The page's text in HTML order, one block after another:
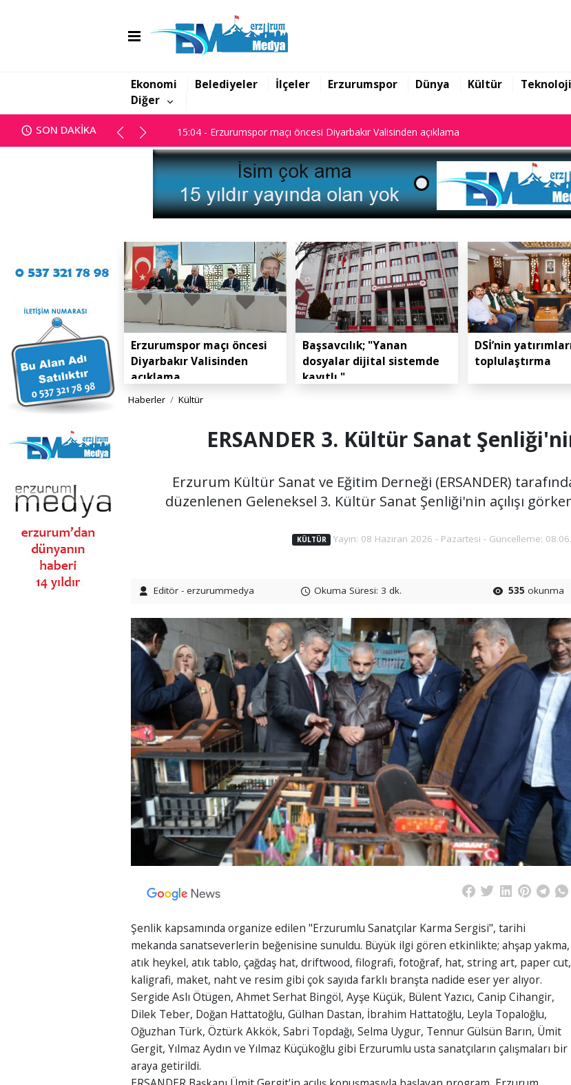
Ekonomi Belediyeler İlçeler Erzurumspor Dünya Kültür Teknoloji
Diğer
SON DAKİKA
14:45 - Başsavcılık; "Yanan dosyalar dijital sistemde kayıtlı."
14:45 - Başsavcılık; "Yanan dosyalar dijital sistemde kayıtlı."
15:04 - Erzurumspor maçı öncesi Diyarbakır Valisinden açıklama
Erzurumspor maçı öncesi
Diyarbakır Valisinden
açıklama
Başsavcılık; "Yanan
dosyalar dijital sistemde
kayıtlı."
DSİ’nin
toplulaştırma
Haberler Kültür
ERSANDER 3. Kültür Sanat
Erzurum Kültür Sanat ve Eğitim Derneği (ERSANDER)
düzenlenen Geleneksel 3. Kültür Sanat Şenliği'nin açılışı
KÜLTÜR Yayın: 08 Haziran 2026 - Pazartesi - Güncelleme:
Editör - erzurummedya Okuma Süresi: 3 dk. 535 okunma
Şenlik kapsamında organize edilen "Erzurumlu Sanatçılar Karma Sergisi", tarihi
mekanda sanatseverlerin beğenisine sunuldu. Büyük ilgi gören etkinlikte; ahşap yakma,
atık heykel, atık tablo, çağdaş hat, driftwood, filografi, fotoğraf, hat, string art, paper cut,
kaligrafi, maket, naht ve resim gibi çok sayıda farklı branşta nadide eser yer alıyor.
Sergide Aslı Ötügen, Ahmet Serhat Bingöl, Ayşe Küçük, Bülent Yazıcı, Canip Cihangir,
Dilek Teber, Doğan Hattatoğlu, Gülhan Dastan, İbrahim Hattatoğlu, Leyla Topaloğlu,
Oğuzhan Türk, Öztürk Akkök, Sabri Topdağı, Selma Uygur, Tennur Gülsün Barın, Ümit
Gergit, Yılmaz Aydın ve Yılmaz Küçükoğlu gibi Erzurumlu usta sanatçıların çalışmaları bir
araya getirildi.